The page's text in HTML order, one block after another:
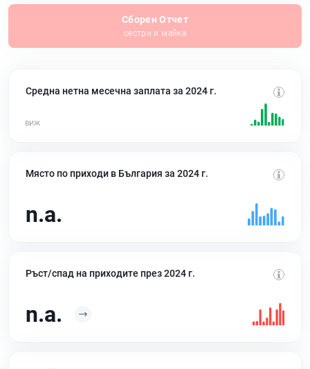
Сборен Отчет
сестри и майка
Средна нетна месечна заплата за 2024 г.
Място по приходи в България за 2024 г.
n.a.
Ръст/спад на приходите през 2024 г.
n.a.